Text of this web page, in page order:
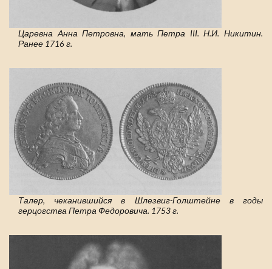
Царевна Анна Петровна, мать Петра III. Н.И. Никитин.
Ранее 1716 г.
Талер, чеканившийся в Шлезвиг-Голштейне в годы
герцогства Петра Федоровича. 1753 г.